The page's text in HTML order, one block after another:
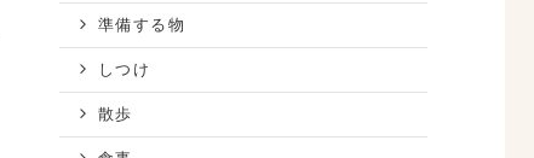
準備する物
しつけ
散歩